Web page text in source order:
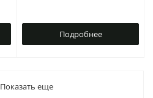
Подробнее
Показать еще